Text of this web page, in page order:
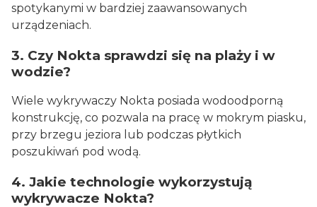
spotykanymi w bardziej zaawansowanych
urządzeniach.
3. Czy Nokta sprawdzi się na plaży i w
wodzie?
Wiele wykrywaczy Nokta posiada wodoodporną
konstrukcję, co pozwala na pracę w mokrym piasku,
przy brzegu jeziora lub podczas płytkich
poszukiwań pod wodą.
4. Jakie technologie wykorzystują
wykrywacze Nokta?